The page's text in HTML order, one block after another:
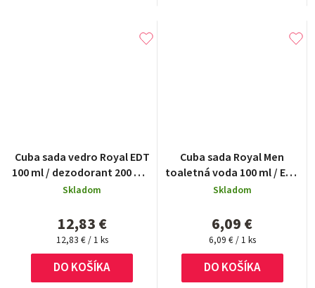
Cuba sada vedro Royal EDT
100 ml / dezodorant 200 ml /
as. 100 ml / EDT 35 ml
Skladom
12,83 €
Jednotková
cena:
12,83 € / 1 ks
DO KOŠÍKA
Cuba sada Royal Men
toaletná voda 100 ml / EDT
35 ml
Skladom
6,09 €
Jednotková
cena:
6,09 € / 1 ks
DO KOŠÍKA